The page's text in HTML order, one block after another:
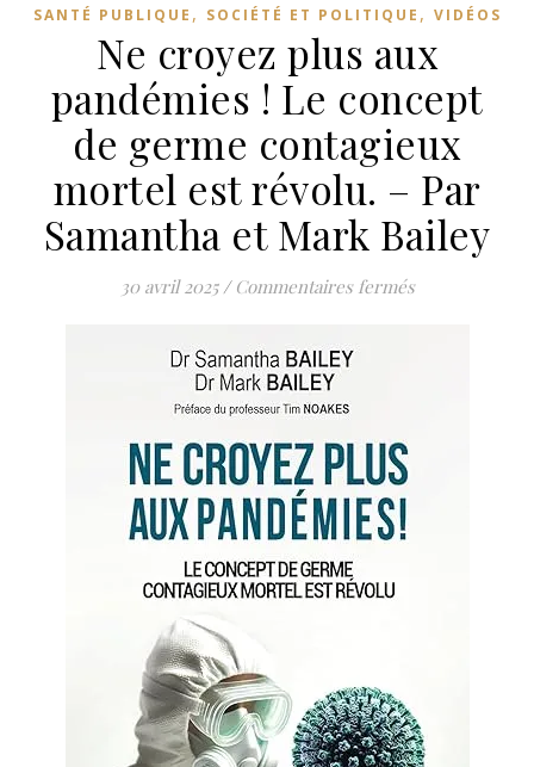
SANTÉ PUBLIQUE , SOCIÉTÉ ET POLITIQUE , VIDÉOS
Ne croyez plus aux
pandémies ! Le concept
de germe contagieux
mortel est révolu. – Par
Samantha et Mark Bailey
30 avril 2025 / Commentaires ferméssur Ne croyez